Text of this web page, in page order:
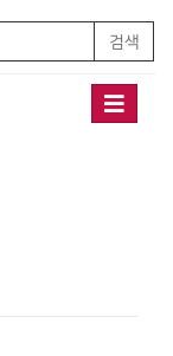
검색
Toggle
navigation